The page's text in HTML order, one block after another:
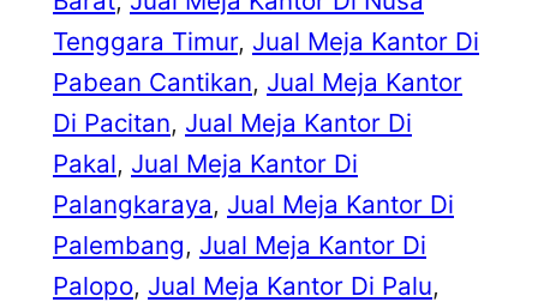
Tenggara Timur, Jual Meja Kantor Di
Pabean Cantikan, Jual Meja Kantor
Di Pacitan, Jual Meja Kantor Di
Pakal, Jual Meja Kantor Di
Palangkaraya, Jual Meja Kantor Di
Palembang, Jual Meja Kantor Di
Palopo, Jual Meja Kantor Di Palu